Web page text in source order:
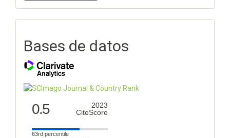
Bases de datos
0.5
2023
CiteScore
63rd percentile